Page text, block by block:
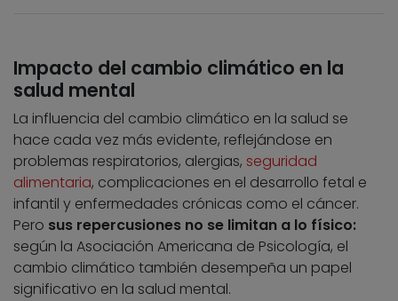
Impacto del cambio climático en la
salud mental
La influencia del cambio climático en la salud se
hace cada vez más evidente, reflejándose en
problemas respiratorios, alergias, seguridad
alimentaria, complicaciones en el desarrollo fetal e
infantil y enfermedades crónicas como el cáncer.
Pero sus repercusiones no se limitan a lo físico:
según la Asociación Americana de Psicología, el
cambio climático también desempeña un papel
significativo en la salud mental.